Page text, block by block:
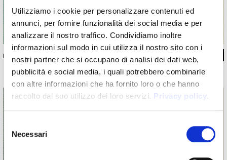
Utilizziamo i cookie per personalizzare contenuti ed
annunci, per fornire funzionalità dei social media e per
analizzare il nostro traffico. Condividiamo inoltre
informazioni sul modo in cui utilizza il nostro sito con i
nostri partner che si occupano di analisi dei dati web,
pubblicità e social media, i quali potrebbero combinarle
con altre informazioni che ha fornito loro o che hanno
raccolto dal suo utilizzo dei loro servizi. Privacy policy.
delNecessari
INKDNHN15_01